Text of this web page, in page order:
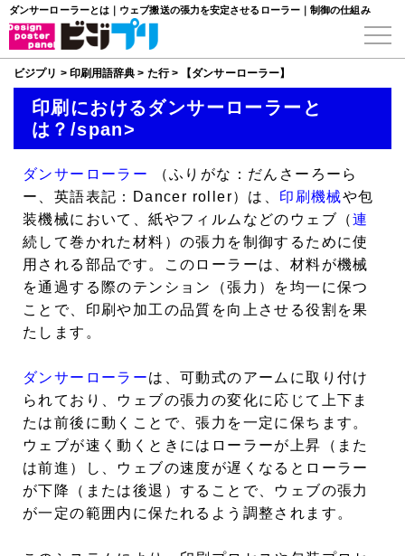
ダンサーローラーとは｜ウェブ搬送の張力を安定させるローラー｜制御の仕組み
ビジプリ > 印刷用語辞典 > た行> 【ダンサーローラー】
印刷におけるダンサーローラーと
は？/span>
ダンサーローラー
（ふりがな：だんさーろーら
ー、英語表記：Dancer roller）は、 印刷機械や包
装機械において、紙やフィルムなどのウェブ（連
続して巻かれた材料）の張力を制御するために使
用される部品です。このローラーは、材料が機械
を通過する際のテンション（張力）を均一に保つ
ことで、印刷や加工の品質を向上させる役割を果
たします。
ダンサーローラーは、可動式のアームに取り付け
られており、ウェブの張力の変化に応じて上下ま
たは前後に動くことで、張力を一定に保ちます。
ウェブが速く動くときにはローラーが上昇（また
は前進）し、ウェブの速度が遅くなるとローラー
が下降（または後退）することで、ウェブの張力
が一定の範囲内に保たれるよう調整されます。